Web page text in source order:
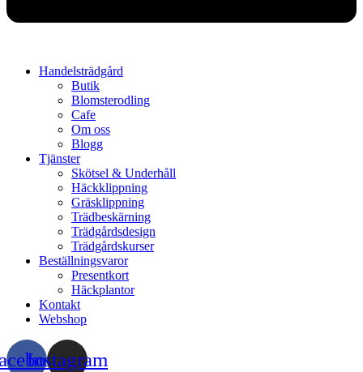
Handelsträdgård
Butik
Blomsterodling
Cafe
Om oss
Blogg
Tjänster
Skötsel & Underhåll
Häckklippning
Gräsklippning
Trädbeskärning
Trädgårdsdesign
Trädgårdskurser
Beställningsvaror
Presentkort
Häckplantor
Kontakt
Webshop
Instagram